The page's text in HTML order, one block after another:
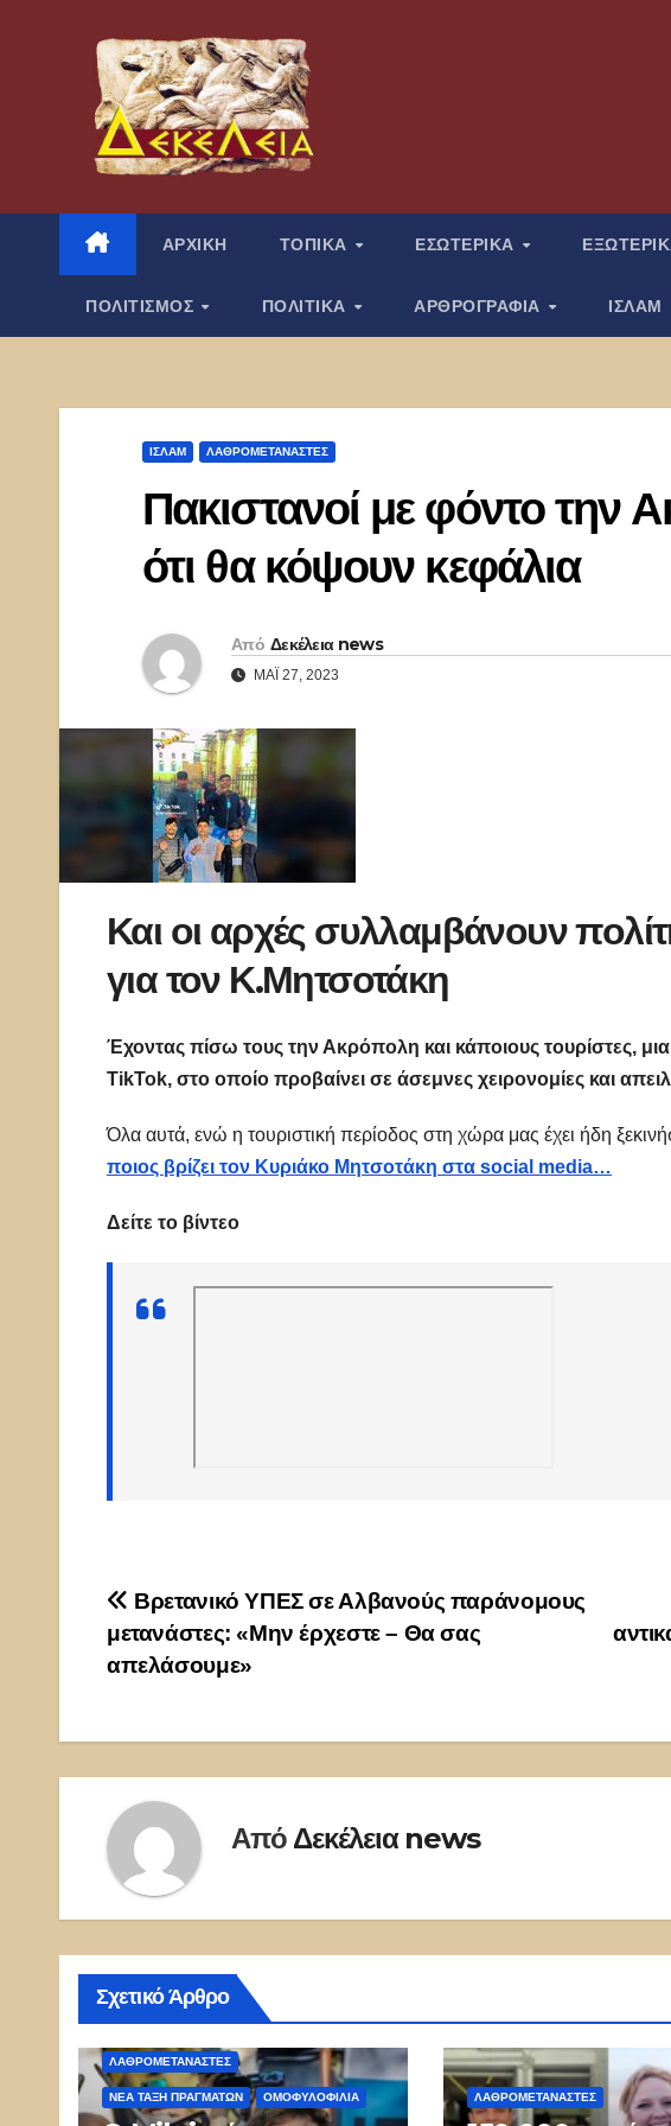
περιεχόμενο
ΑΡΧΙΚΗ ΤΟΠΙΚΑ ΕΣΩΤΕΡΙΚΑ
ΠΟΛΙΤΙΣΜΟΣ ΠΟΛΙΤΙΚΑ ΑΡΘΡΟΓΡΑΦΙΑ ΙΣΛΑΜ
ΙΣΛΑΜ ΛΑΘΡΟΜΕΤΑΝΑΣΤΕΣ
Πακιστανοί με φόντο την
ότι θα κόψουν κεφάλια
Από Δεκέλεια news
ΜΆΙ 27, 2023
Και οι αρχές συλλαμβάνουν
για τον Κ.Μητσοτάκη
Έχοντας πίσω τους την Ακρόπολη και κάποιους τουρίστες,
TikTok, στο οποίο προβαίνει σε άσεμνες χειρονομίες και
Όλα αυτά, ενώ η τουριστική περίοδος στη χώρα μας έχει ήδη
ποιος βρίζει τον Κυριάκο Μητσοτάκη στα social media…
Δείτε το βίντεο
Πλοήγηση
άρθρων
Βρετανικό ΥΠΕΣ σε Αλβανούς παράνομους
μετανάστες: «Μην έρχεστε – Θα σας
απελάσουμε»
Από Δεκέλεια news
Σχετικό Άρθρο
ΛΑΘΡΟΜΕΤΑΝΑΣΤΕΣ
ΝΈΑ ΤΆΞΗ ΠΡΑΓΜΆΤΩΝ ΟΜΟΦΥΛΟΦΙΛΊΑ ΛΑΘΡΟΜΕΤΑΝΑΣΤΕΣ